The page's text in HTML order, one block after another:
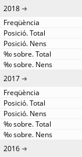
2018
2017
2016